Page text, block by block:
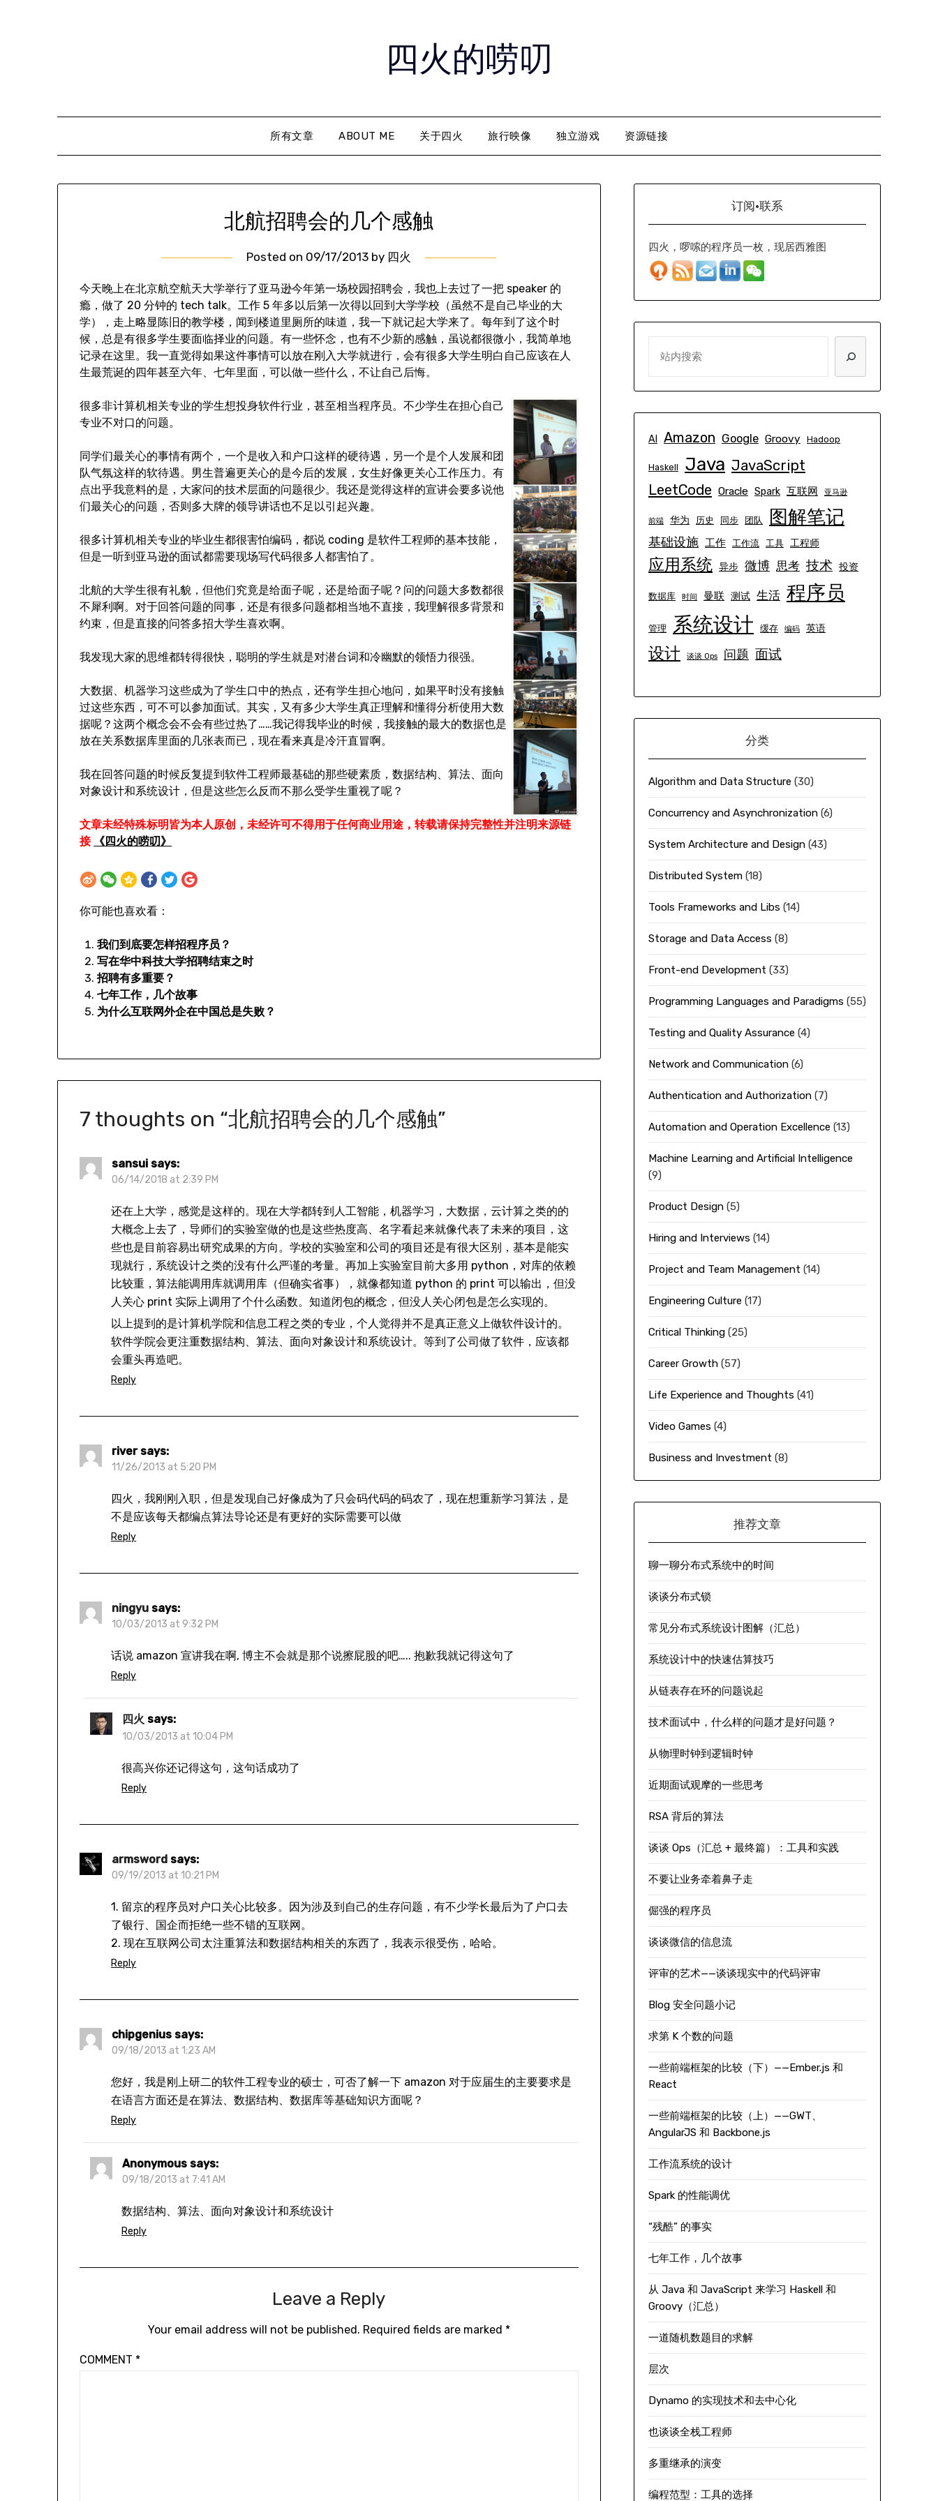
四火的唠叨
所有文章 ABOUT ME 关于四火 旅行映像 独立游戏 资源链接
北航招聘会的几个感触
Posted on 09/17/2013 by 四火
今天晚上在北京航空航天大学举行了亚马逊今年第一场校园招聘会，我也上去过了一把 speaker 的
瘾，做了 20 分钟的 tech talk。工作 5 年多以后第一次得以回到大学学校（虽然不是自己毕业的大
学），走上略显陈旧的教学楼，闻到楼道里厕所的味道，我一下就记起大学来了。每年到了这个时
候，总是有很多学生要面临择业的问题。有一些怀念，也有不少新的感触，虽说都很微小，我简单地
记录在这里。我一直觉得如果这件事情可以放在刚入大学就进行，会有很多大学生明白自己应该在人
生最荒诞的四年甚至六年、七年里面，可以做一些什么，不让自己后悔。
很多非计算机相关专业的学生想投身软件行业，甚至相当程序员。不少学生在担心自己
专业不对口的问题。
同学们最关心的事情有两个，一个是收入和户口这样的硬待遇，另一个是个人发展和团
队气氛这样的软待遇。男生普遍更关心的是今后的发展，女生好像更关心工作压力。有
点出乎我意料的是，大家问的技术层面的问题很少。我还是觉得这样的宣讲会要多说他
们最关心的问题，否则多大牌的领导讲话也不足以引起兴趣。
很多计算机相关专业的毕业生都很害怕编码，都说 coding 是软件工程师的基本技能，
但是一听到亚马逊的面试都需要现场写代码很多人都害怕了。
北航的大学生很有礼貌，但他们究竟是给面子呢，还是给面子呢？问的问题大多数都很
不犀利啊。对于回答问题的同事，还是有很多问题都相当地不直接，我理解很多背景和
约束，但是直接的问答多招大学生喜欢啊。
我发现大家的思维都转得很快，聪明的学生就是对潜台词和冷幽默的领悟力很强。
大数据、机器学习这些成为了学生口中的热点，还有学生担心地问，如果平时没有接触
过这些东西，可不可以参加面试。其实，又有多少大学生真正理解和懂得分析使用大数
据呢？这两个概念会不会有些过热了……我记得我毕业的时候，我接触的最大的数据也是
放在关系数据库里面的几张表而已，现在看来真是冷汗直冒啊。
我在回答问题的时候反复提到软件工程师最基础的那些硬素质，数据结构、算法、面向
对象设计和系统设计，但是这些怎么反而不那么受学生重视了呢？
文章未经特殊标明皆为本人原创，未经许可不得用于任何商业用途，转载请保持完整性并注明来源链
接
《四火的唠叨》
你可能也喜欢看：
我们到底要怎样招程序员？
写在华中科技大学招聘结束之时
招聘有多重要？
七年工作，几个故事
为什么互联网外企在中国总是失败？
7 thoughts on “北航招聘会的几个感触”
sansui says:
06/14/2018 at 2:39 PM
还在上大学，感觉是这样的。现在大学都转到人工智能，机器学习，大数据，云计算之类的的
大概念上去了，导师们的实验室做的也是这些热度高、名字看起来就像代表了未来的项目，这
些也是目前容易出研究成果的方向。学校的实验室和公司的项目还是有很大区别，基本是能实
现就行，系统设计之类的没有什么严谨的考量。再加上实验室目前大多用 python，对库的依赖
比较重，算法能调用库就调用库（但确实省事），就像都知道 python 的 print 可以输出，但没
人关心 print 实际上调用了个什么函数。知道闭包的概念，但没人关心闭包是怎么实现的。
以上提到的是计算机学院和信息工程之类的专业，个人觉得并不是真正意义上做软件设计的。
软件学院会更注重数据结构、算法、面向对象设计和系统设计。等到了公司做了软件，应该都
会重头再造吧。
Reply
river says:
11/26/2013 at 5:20 PM
四火，我刚刚入职，但是发现自己好像成为了只会码代码的码农了，现在想重新学习算法，是
不是应该每天都编点算法导论还是有更好的实际需要可以做
Reply
ningyu says:
10/03/2013 at 9:32 PM
话说 amazon 宣讲我在啊, 博主不会就是那个说擦屁股的吧….. 抱歉我就记得这句了
Reply
四火 says:
10/03/2013 at 10:04 PM
很高兴你还记得这句，这句话成功了
Reply
armsword says:
09/19/2013 at 10:21 PM
1. 留京的程序员对户口关心比较多。因为涉及到自己的生存问题，有不少学长最后为了户口去
了银行、国企而拒绝一些不错的互联网。
2. 现在互联网公司太注重算法和数据结构相关的东西了，我表示很受伤，哈哈。
Reply
chipgenius says:
09/18/2013 at 1:23 AM
您好，我是刚上研二的软件工程专业的硕士，可否了解一下 amazon 对于应届生的主要要求是
在语言方面还是在算法、数据结构、数据库等基础知识方面呢？
Reply
Anonymous says:
09/18/2013 at 7:41 AM
数据结构、算法、面向对象设计和系统设计
Reply
Leave a Reply
Your email address will not be published. Required fields are marked *
COMMENT *
订阅·联系
四火，啰嗦的程序员一枚，现居西雅图
AI Amazon Google Groovy Hadoop
Haskell Java JavaScript
LeetCode Oracle Spark 互联网 亚马逊
前端 华为 历史 同步 团队 图解笔记
基础设施 工作 工作流 工具 工程师
应用系统 异步 微博 思考 技术 投资
数据库 时间 曼联 测试 生活 程序员
管理 系统设计 缓存 编码 英语
设计 谈谈 Ops 问题 面试
分类
Algorithm and Data Structure (30)
Concurrency and Asynchronization(6)
System Architecture and Design(43)
Distributed System(18)
Tools Frameworks and Libs (14)
Storage and Data Access (8)
Front-end Development (33)
Programming Languages and Paradigms (55)
Testing and Quality Assurance (4)
Network and Communication(6)
Authentication and Authorization(7)
Automation and Operation Excellence (13)
Machine Learning and Artificial Intelligence
(9)
Product Design(5)
Hiring and Interviews (14)
Project and Team Management (14)
Engineering Culture (17)
Critical Thinking(25)
Career Growth(57)
Life Experience and Thoughts (41)
Video Games (4)
Business and Investment (8)
推荐文章
聊一聊分布式系统中的时间
谈谈分布式锁
常见分布式系统设计图解（汇总）
系统设计中的快速估算技巧
从链表存在环的问题说起
技术面试中，什么样的问题才是好问题？
从物理时钟到逻辑时钟
近期面试观摩的一些思考
RSA 背后的算法
谈谈 Ops（汇总 + 最终篇）：工具和实践
不要让业务牵着鼻子走
倔强的程序员
谈谈微信的信息流
评审的艺术——谈谈现实中的代码评审
Blog 安全问题小记
求第 K 个数的问题
一些前端框架的比较（下）——Ember.js 和
React
一些前端框架的比较（上）——GWT、
AngularJS 和 Backbone.js
工作流系统的设计
Spark 的性能调优
“残酷” 的事实
七年工作，几个故事
从 Java 和 JavaScript 来学习 Haskell 和
Groovy（汇总）
一道随机数题目的求解
层次
Dynamo 的实现技术和去中心化
也谈谈全栈工程师
多重继承的演变
编程范型：工具的选择